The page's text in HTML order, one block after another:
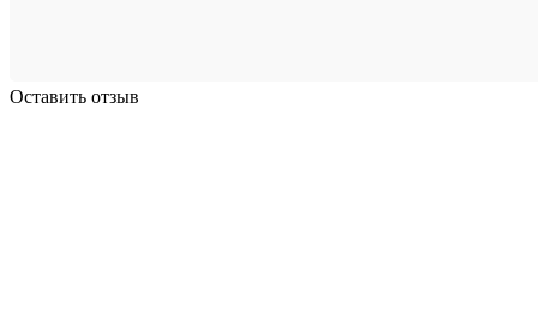
Оставить отзыв